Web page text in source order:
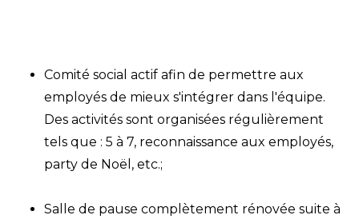
Comité social actif afin de permettre aux
employés de mieux s'intégrer dans l'équipe.
Des activités sont organisées régulièrement
tels que : 5 à 7, reconnaissance aux employés,
party de Noël, etc.;
Salle de pause complètement rénovée suite à